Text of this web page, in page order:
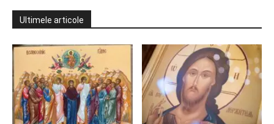
Ultimele articole